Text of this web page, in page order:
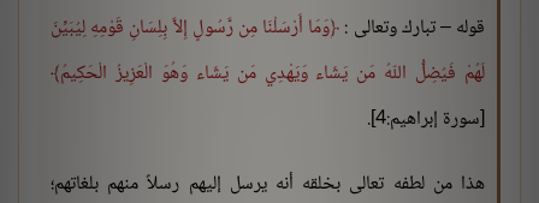
قوله – تبارك وتعالى : وَمَا أَرْسَلْنَا مِن رَّسُولٍ إِلاَّ بِلِسَانِ قَوْمِهِ لِيُبَيِّنَ
لَهُمْ فَيُضِلُّ اللّهُ مَن يَشَاء وَيَهْدِي مَن يَشَاء وَهُوَ الْعَزِيزُ الْحَكِيمُ
[سورة إبراهيم:4].
هذا من لطفه تعالى بخلقه أنه يرسل إليهم رسلاً منهم بلغاتهم؛